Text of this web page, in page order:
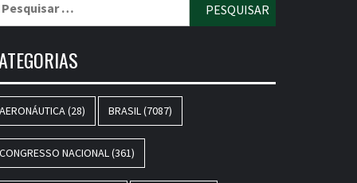
AERONÁUTICA(28) BRASIL(7087)
CONGRESSO NACIONAL(361)